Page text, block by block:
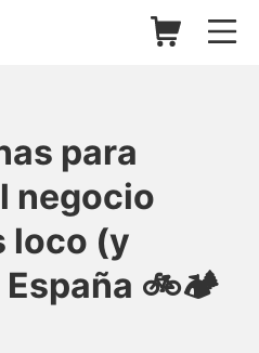
Carrito de
para
negocio
loco (y
España 🚲🏕️